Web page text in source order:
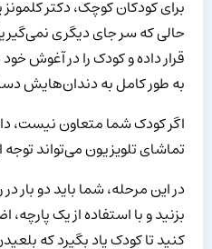
برای کودکان کوچک، دکتر
حالی که سر جای دیگری
قرار داده و کودک را در آغوش
به طور کامل به دندان‌هایش
اگر کودک شما متعاون نیست،
تماشای تلویزیون می‌تواند توجه
در این مرحله، شما باید دو بار
بزنید و با استفاده از یک
کنید تا کودک یاد بگیرد که